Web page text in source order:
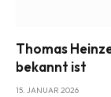
Thomas
bekannt ist
15. JANUAR 2026